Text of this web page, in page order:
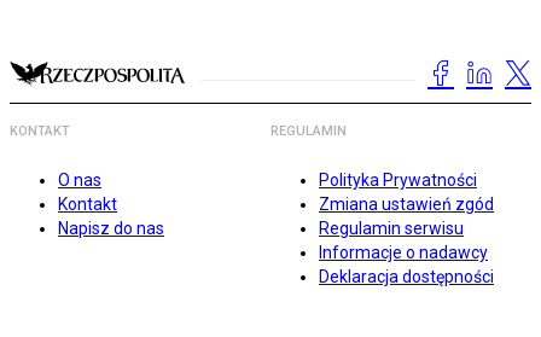
KONTAKT
O nas
Kontakt
Napisz do nas
REGULAMIN
Polityka Prywatności
Zmiana ustawień zgód
Regulamin serwisu
Informacje o nadawcy
Deklaracja dostępności